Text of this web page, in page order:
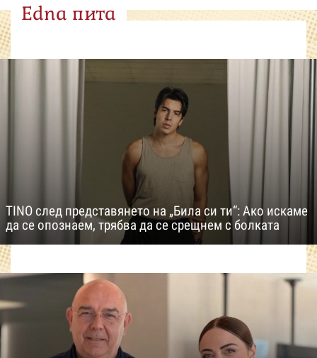
Edna пита
TINO след представянето на „Била си ти“: Ако искаме
да се опознаем, трябва да се срещнем с болката